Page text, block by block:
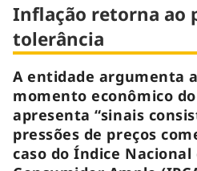
Inflação retorna ao
tolerância
A entidade argumenta
momento econômico
apresenta “sinais
pressões de preços
caso do Índice Nacional